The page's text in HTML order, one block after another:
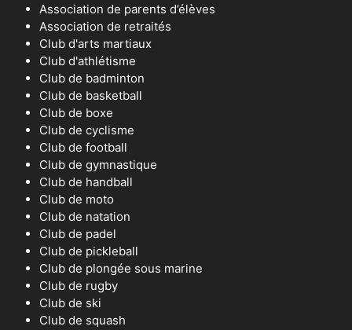
Association de parents d’élèves
Association de retraités
Club d'arts martiaux
Club d'athlétisme
Club de badminton
Club de basketball
Club de boxe
Club de cyclisme
Club de football
Club de gymnastique
Club de handball
Club de moto
Club de natation
Club de padel
Club de pickleball
Club de plongée sous marine
Club de rugby
Club de ski
Club de squash